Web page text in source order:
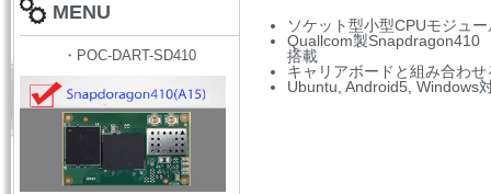
MENU
・POC-DART-SD410
ソケット型小型CPUモジュ
Quallcom製
搭載
キャリアボードと組み合わせ
Ubuntu, Android5, Windows